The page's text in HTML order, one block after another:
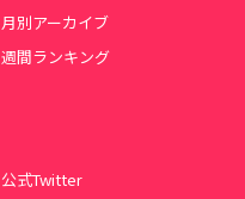
月別アーカイブ
週間ランキング
公式Twitter